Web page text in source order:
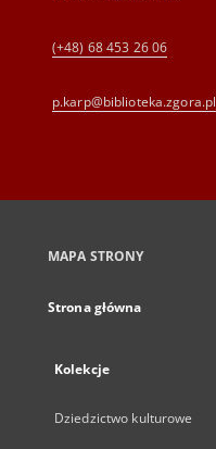
(+48) 68 453 26 06
p.karp@biblioteka.zgora.pl
MAPA STRONY
Strona główna
Kolekcje
Dziedzictwo kulturowe